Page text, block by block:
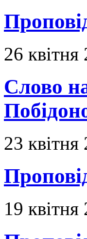
26 квітня
Слово
23 квітня
19 квітня